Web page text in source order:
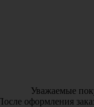
Уважаемые
оформления